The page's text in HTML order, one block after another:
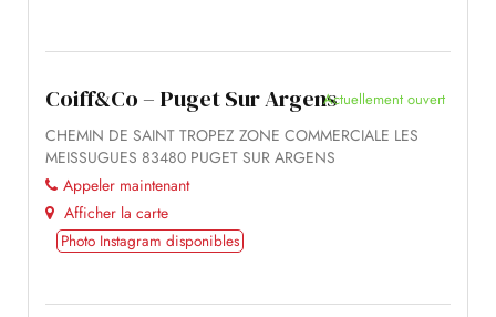
Coiff&Co – Puget Sur Argens
CHEMIN DE SAINT TROPEZ ZONE COMMERCIALE LES
MEISSUGUES 83480 PUGET SUR ARGENS
Appeler maintenant
Afficher la carte
Actuellement ouvert
Photo Instagram disponibles